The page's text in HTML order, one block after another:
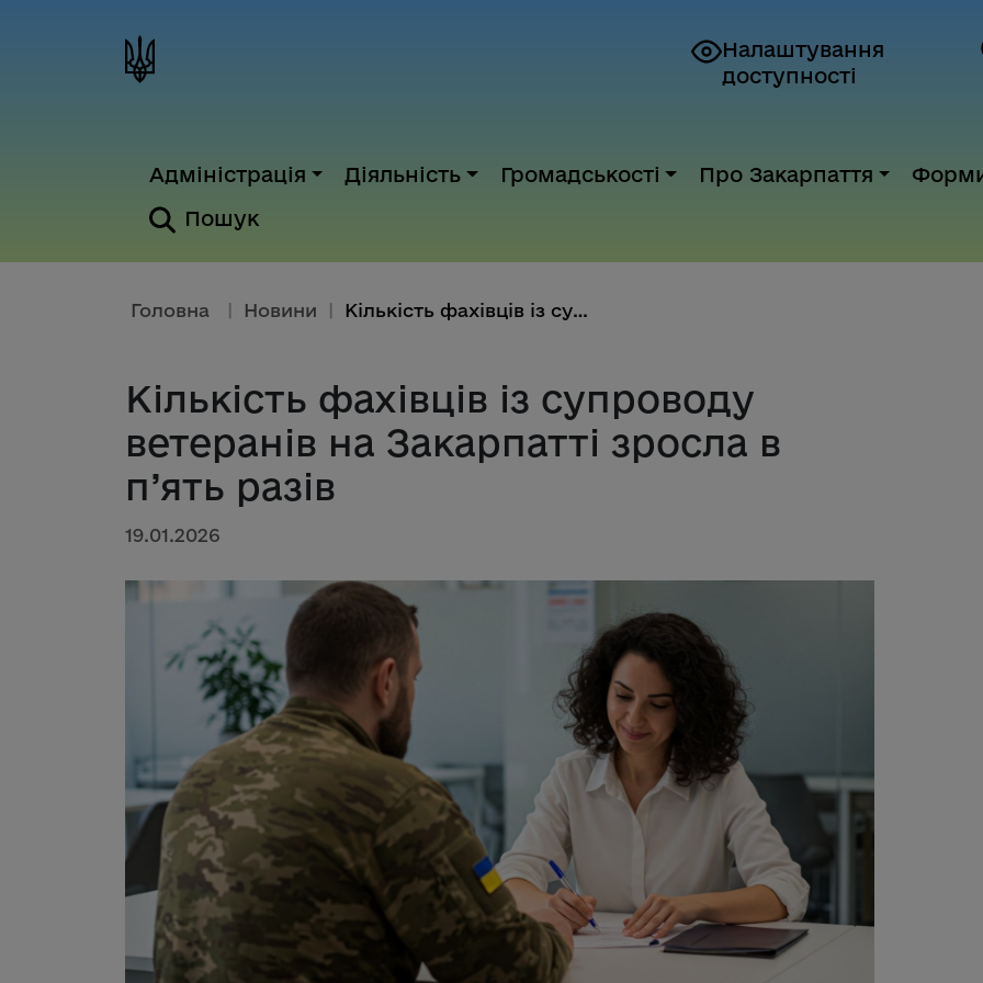
Налаштування
доступності
Адміністрація Діяльність Громадськості Про Закарпаття
Пошук
Головна Новини Кількість фахівців із супровод...
Кількість фахівців із супроводу
ветеранів на Закарпатті зросла в
п’ять разів
19.01.2026